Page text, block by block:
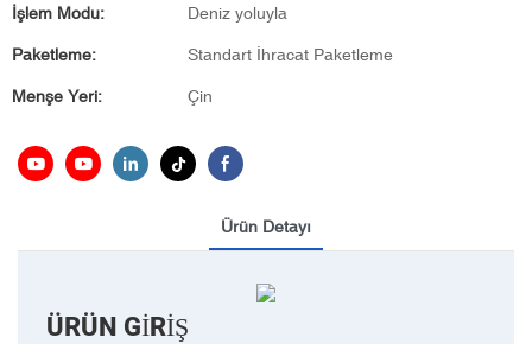
İşlem Modu: Deniz yoluyla
Paketleme: Standart İhracat Paketleme
Menşe Yeri: Çin
Ürün Detayı
ÜRÜN GIRIŞ